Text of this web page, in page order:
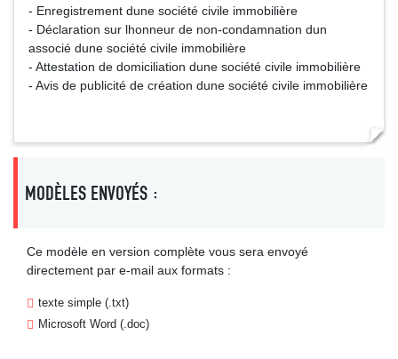
- Enregistrement dune société civile immobilière
- Déclaration sur lhonneur de non-condamnation dun
associé dune société civile immobilière
- Attestation de domiciliation dune société civile immobilière
- Avis de publicité de création dune société civile immobilière
MODÈLES ENVOYÉS :
Ce modèle en version complète vous sera envoyé
directement par e-mail aux formats :
texte simple (.txt)
Microsoft Word (.doc)